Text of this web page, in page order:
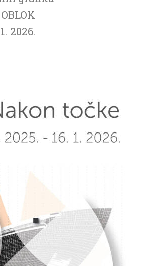
2026.